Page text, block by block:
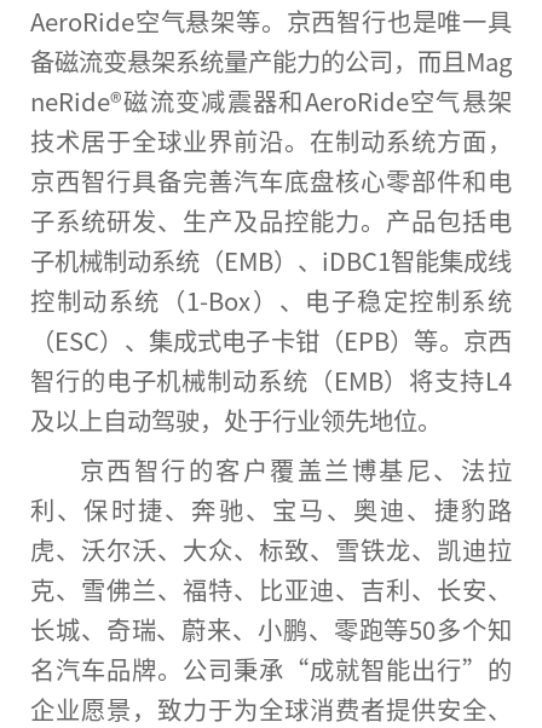
AeroRide空气悬架等。京西智行也是唯一具
备磁流变悬架系统量产能力的公司，而且Mag
neRide®磁流变减震器和AeroRide空气悬架
技术居于全球业界前沿。在制动系统方面，
京西智行具备完善汽车底盘核心零部件和电
子系统研发、生产及品控能力。产品包括电
子机械制动系统（EMB）、iDBC1智能集成线
控制动系统（1-Box）、电子稳定控制系统
（ESC）、集成式电子卡钳（EPB）等。京西
智行的电子机械制动系统（EMB）将支持L4
及以上自动驾驶，处于行业领先地位。
京西智行的客户覆盖兰博基尼、法拉
利、保时捷、奔驰、宝马、奥迪、捷豹路
虎、沃尔沃、大众、标致、雪铁龙、凯迪拉
克、雪佛兰、福特、比亚迪、吉利、长安、
长城、奇瑞、蔚来、小鹏、零跑等50多个知
名汽车品牌。公司秉承“成就智能出行”的
企业愿景，致力于为全球消费者提供安全、